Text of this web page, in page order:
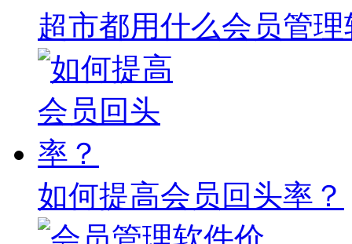
超市都用什么会员管
如何提高会员回头率？